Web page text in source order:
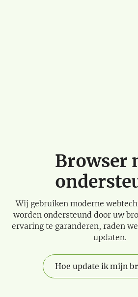
Browser
Wij gebruiken moderne
worden ondersteund door uw
ervaring te garanderen, raden
updaten.
Hoe update ik mijn